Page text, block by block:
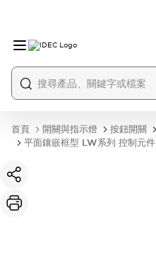
首頁 開關與指示燈 按鈕開關
平面鑲嵌框型 LW系列 控制元件